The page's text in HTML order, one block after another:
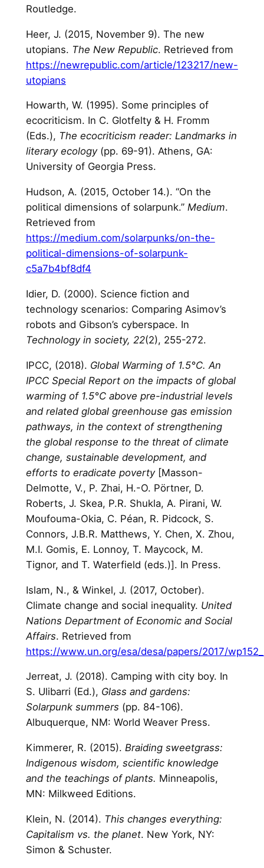
Routledge.
Heer, J. (2015, November 9). The new
utopians. The New Republic. Retrieved from
https://newrepublic.com/article/123217/new-
utopians
Howarth, W. (1995). Some principles of
ecocriticism. In C. Glotfelty & H. Fromm
(Eds.), The ecocriticism reader: Landmarks in
literary ecology(pp. 69-91). Athens, GA:
University of Georgia Press.
Hudson, A. (2015, October 14.). “On the
political dimensions of solarpunk.” Medium.
Retrieved from
https://medium.com/solarpunks/on-the-
political-dimensions-of-solarpunk-
c5a7b4bf8df4
Idier, D. (2000). Science fiction and
technology scenarios: Comparing Asimov’s
robots and Gibson’s cyberspace. In
Technology in society, 22(2), 255-272.
IPCC, (2018). Global Warming of 1.5°C. An
IPCC Special Report on the impacts of global
warming of 1.5°C above pre-industrial levels
and related global greenhouse gas emission
pathways, in the context of strengthening
the global response to the threat of climate
change, sustainable development, and
efforts to eradicate poverty[Masson-
Delmotte, V., P. Zhai, H.-O. Pörtner, D.
Roberts, J. Skea, P.R. Shukla, A. Pirani, W.
Moufouma-Okia, C. Péan, R. Pidcock, S.
Connors, J.B.R. Matthews, Y. Chen, X. Zhou,
M.I. Gomis, E. Lonnoy, T. Maycock, M.
Tignor, and T. Waterfield (eds.)]. In Press.
Islam, N., & Winkel, J. (2017, October).
Climate change and social inequality. United
Nations Department of Economic and Social
Affairs. Retrieved from
https://www.un.org/esa/desa/papers/2017/
Jerreat, J. (2018). Camping with city boy. In
S. Ulibarri (Ed.), Glass and gardens:
Solarpunk summers (pp. 84-106).
Albuquerque, NM: World Weaver Press.
Kimmerer, R. (2015). Braiding sweetgrass:
Indigenous wisdom, scientific knowledge
and the teachings of plants. Minneapolis,
MN: Milkweed Editions.
Klein, N. (2014). This changes everything:
Capitalism vs. the planet. New York, NY:
Simon & Schuster.